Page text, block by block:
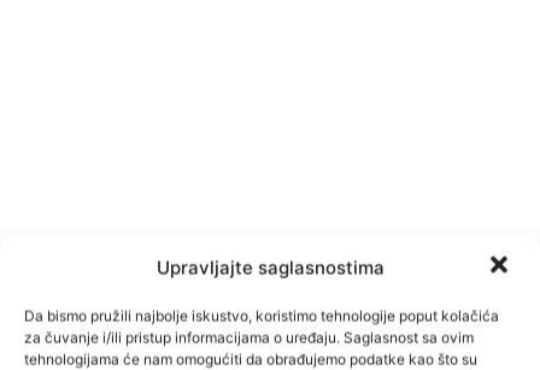
Upravljajte saglasnostima
Da bismo pružili najbolje iskustvo, koristimo tehnologije poput kolačića
za čuvanje i/ili pristup informacijama o uređaju. Saglasnost sa ovim
tehnologijama će nam omogućiti da obrađujemo podatke kao što su